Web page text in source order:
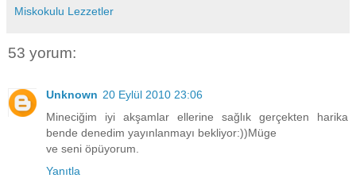
Miskokulu Lezzetler
53 yorum:
Unknown 20 Eylül 2010 23:06
Mineciğim iyi akşamlar ellerine sağlık gerçekten harika
bende denedim yayınlanmayı bekliyor:))Müge
ve seni öpüyorum.
Yanıtla